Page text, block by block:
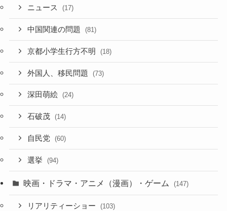
ニュース (17)
中国関連の問題 (81)
京都小学生行方不明 (18)
外国人、移民問題 (73)
深田萌絵 (24)
石破茂 (14)
自民党 (60)
選挙 (94)
映画・ドラマ・アニメ（漫画）・ゲーム (147)
リアリティーショー (103)